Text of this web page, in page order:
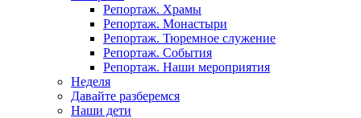
Репортаж. Храмы
Репортаж. Монастыри
Репортаж. Тюремное служение
Репортаж. События
Репортаж. Наши мероприятия
Неделя
Давайте разберемся
Наши дети